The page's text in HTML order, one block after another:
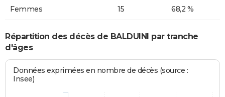
Femmes 15 68,2 %
Répartition des décès de BALDUINI par tranche
d'âges
Données exprimées en nombre de décès (source :
Insee)